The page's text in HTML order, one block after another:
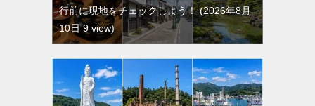
行前に現地をチェックしよう！ 2026年8月
10日 9 view